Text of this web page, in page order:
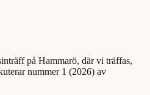
på Hammarö, där vi träffas,
nummer 1 (2026) av